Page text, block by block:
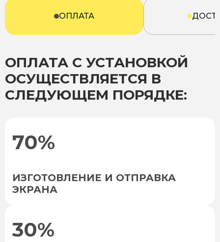
ОПЛАТА
ОПЛАТА С УСТАНОВКОЙ
ОСУЩЕСТВЛЯЕТСЯ В
СЛЕДУЮЩЕМ ПОРЯДКЕ:
70%
ИЗГОТОВЛЕНИЕ И ОТПРАВКА
ЭКРАНА
30%